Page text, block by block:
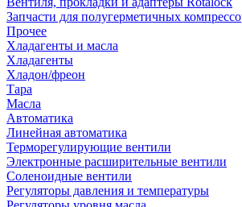
Запчасти для полугерметичных
Прочее
Хладагенты и масла
Хладагенты
Хладон/фреон
Тара
Масла
Автоматика
Линейная автоматика
Терморегулирующие вентили
Электронные расширительные вентили
Соленоидные вентили
Регуляторы давления и температуры